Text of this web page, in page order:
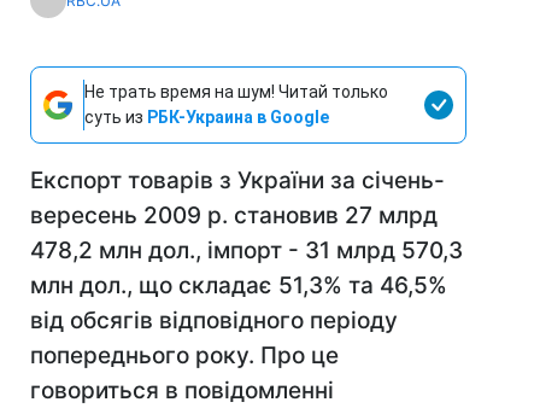
Не трать время на шум! Читай только
суть из РБК-Украина в Google
Експорт товарів з України за січень-
вересень 2009 р. становив 27 млрд
478,2 млн дол., імпорт - 31 млрд 570,3
млн дол., що складає 51,3% та 46,5%
від обсягів відповідного періоду
попереднього року. Про це
говориться в повідомленні